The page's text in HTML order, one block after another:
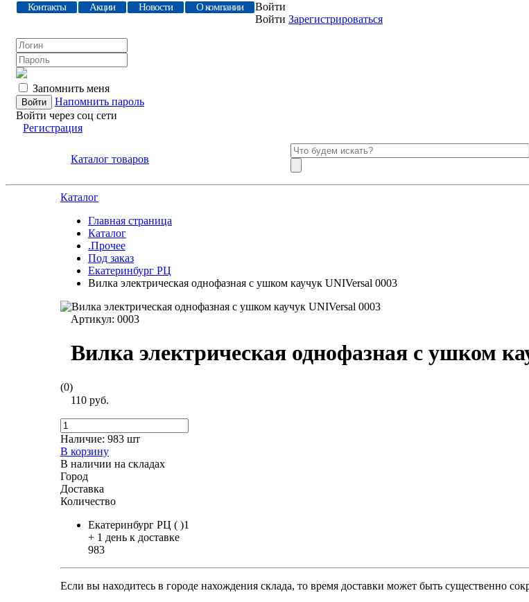
Контакты Акции Новости О компании
Войти
Войти Зарегистрироваться
Запомнить меня
Напомнить пароль
Войти через соц сети
Регистрация
Каталог товаров
Каталог
Главная страница
Каталог
.Прочее
Под заказ
Екатеринбург РЦ
Вилка электрическая однофазная с ушком каучук UNIVersal 0003
Артикул: 0003
Вилка электрическая однофазная с ушком
(0)
110 руб.
Наличие: 983 шт
В корзину
В наличии на складах
Город
Доставка
Количество
Екатеринбург РЦ ( )1
+ 1 день к доставке
983
Если вы находитесь в городе нахождения склада, то время доставки может быть существенно